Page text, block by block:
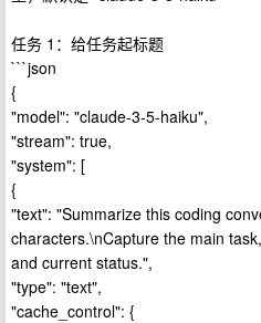
任务 1：给任务起标题
```json
{
"model": "claude-3-5-haiku",
"stream": true,
"system": [
{
"text": "Summarize this coding
characters.\nCapture the main
and current status.",
"type": "text",
"cache_control": {